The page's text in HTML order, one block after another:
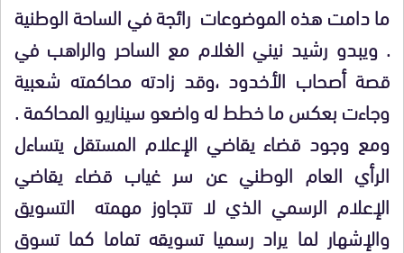
ما دامت هذه الموضوعات رائجة في الساحة الوطنية
. ويبدو رشيد نيني الغلام مع الساحر والراهب في
قصة أصحاب الأخدود ،وقد زادته محاكمته شعبية
وجاءت بعكس ما خطط له واضعو سيناريو المحاكمة .
ومع وجود قضاء يقاضي الإعلام المستقل يتساءل
الرأي العام الوطني عن سر غياب قضاء يقاضي
الإعلام الرسمي الذي لا تتجاوز مهمته التسويق
والإشهار لما يراد رسميا تسويقه تماما كما تسوق